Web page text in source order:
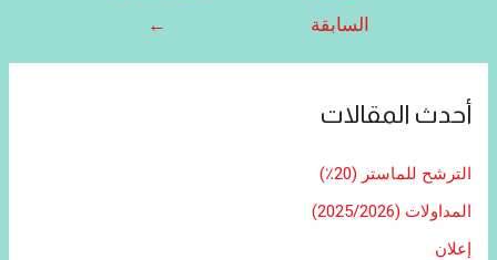
السابقة
←
أحدث المقالات
الترشح للماستر (20٪)
المداولات (2025/2026)
إعلان